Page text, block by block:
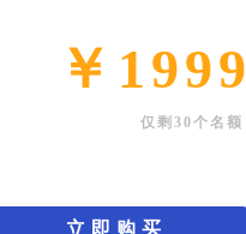
￥1999
仅剩30个名额
立即购买